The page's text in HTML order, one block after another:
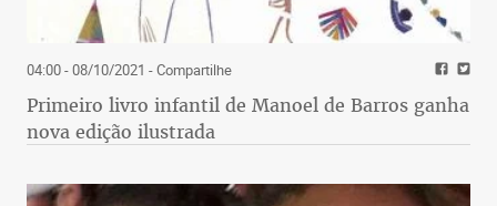
04:00 - 08/10/2021 - Compartilhe
Primeiro livro infantil de Manoel de Barros ganha
nova edição ilustrada